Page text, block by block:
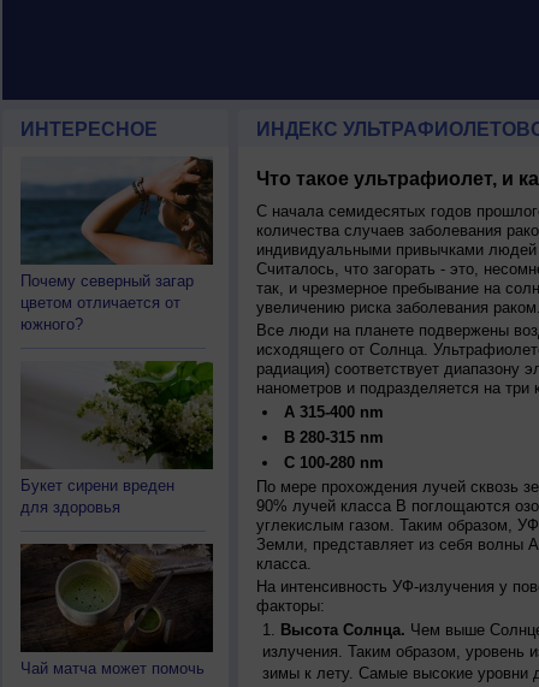
ИНТЕРЕСНОЕ
Почему северный загар
цветом отличается от
южного?
Букет сирени вреден
для здоровья
Чай матча может помочь
ИНДЕКС
Что такое ультрафиолет, и
С начала семидесятых годов
количества случаев заболевания
индивидуальными привычками
Считалось, что загорать - это,
так, и чрезмерное пребывание на
увеличению риска заболевания
Все люди на планете подвержены
исходящего от Солнца.
радиация) соответствует диапазону
нанометров и подразделяется на три
A 315-400 nm
B 280-315 nm
C 100-280 nm
По мере прохождения лучей сквозь
90% лучей класса B поглощаются
углекислым газом. Таким образом,
Земли, представляет из себя волны
класса.
На интенсивность УФ-излучения у
факторы:
Высота Солнца. Чем выше
излучения. Таким образом, уровень
зимы к лету. Самые высокие уровни